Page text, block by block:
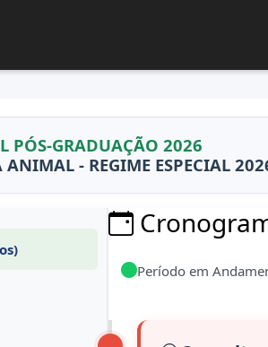
PÓS-GRADUAÇÃO 2026
- REGIME ESPECIAL
Período em